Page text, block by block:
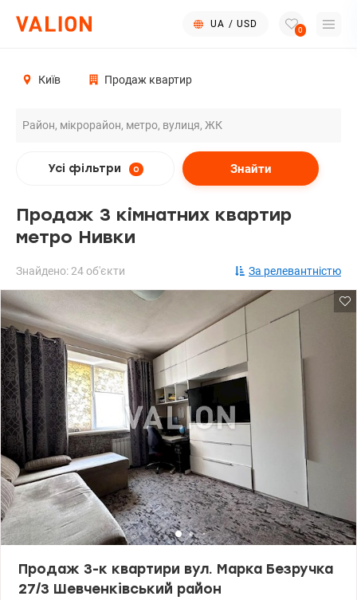
UA / USD
0
Київ Продаж квартир
Усі фільтри 0 Знайти
Продаж 3 кімнатних квартир
метро Нивки
Знайдено: 24 об'єкти За релевантністю
Продаж 3-к квартири вул. Марка Безручка
27/3 Шевченківський район